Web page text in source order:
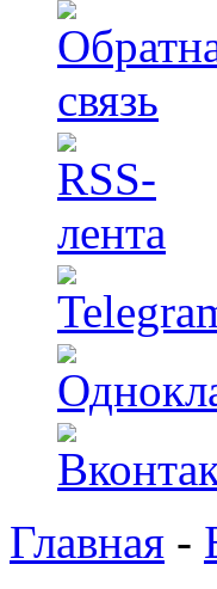
Главная -